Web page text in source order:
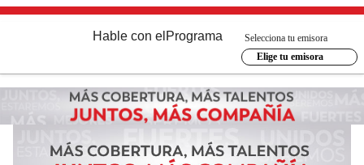
Hable con el Programa
Selecciona tu emisora
Elige tu emisora